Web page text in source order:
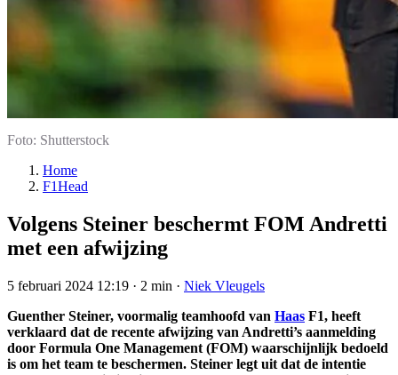
Foto: Shutterstock
Home
F1Head
Volgens Steiner beschermt FOM Andretti
met een afwijzing
5 februari 2024 12:19 · 2 min · Niek Vleugels
Guenther Steiner, voormalig teamhoofd van Haas F1, heeft
verklaard dat de recente afwijzing van Andretti’s aanmelding
door Formula One Management (FOM) waarschijnlijk bedoeld
is om het team te beschermen. Steiner legt uit dat de intentie